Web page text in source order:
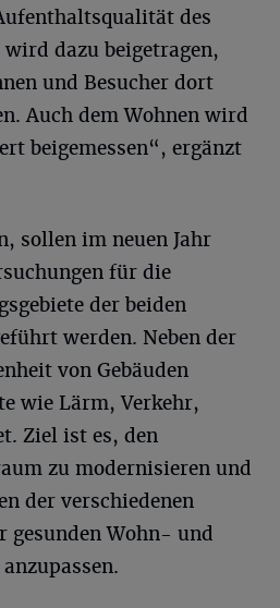
des
dazu beigetragen,
und Besucher dort
Auch dem Wohnen wird
beigemessen“, ergänzt
sollen im neuen Jahr
für die
der beiden
werden. Neben der
von Gebäuden
wie Lärm, Verkehr,
Ziel ist es, den
zu modernisieren und
der verschiedenen
gesunden Wohn- und